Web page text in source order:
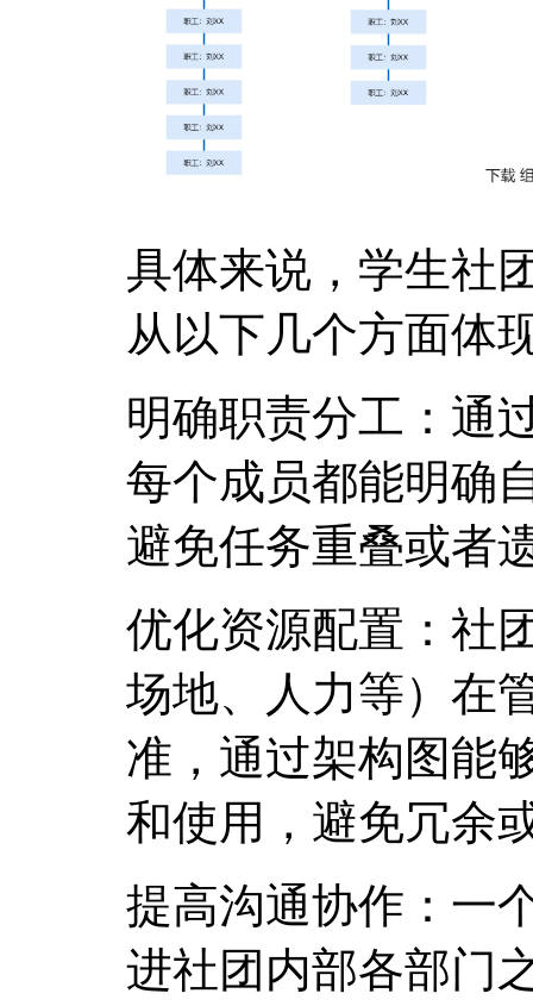
具体来说，学生社
从以下几个方面体
明确职责分工：通
每个成员都能明确
避免任务重叠或者
优化资源配置：社
场地、人力等）在
准，通过架构图能
和使用，避免冗余
提高沟通协作：一
进社团内部各部门